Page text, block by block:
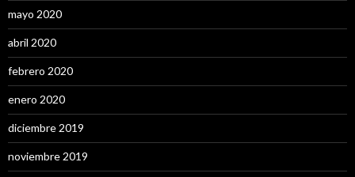
mayo 2020
abril 2020
febrero 2020
enero 2020
diciembre 2019
noviembre 2019